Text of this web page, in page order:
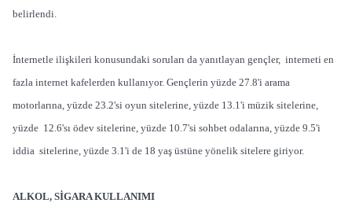
belirlendi.
İnternetle ilişkileri konusundaki soruları da yanıtlayan gençler, interneti en
fazla internet kafelerden kullanıyor. Gençlerin yüzde 27.8'i arama
motorlarına, yüzde 23.2'si oyun sitelerine, yüzde 13.1'i müzik sitelerine,
yüzde 12.6'sı ödev sitelerine, yüzde 10.7'si sohbet odalarına, yüzde 9.5'i
iddia sitelerine, yüzde 3.1'i de 18 yaş üstüne yönelik sitelere giriyor.
ALKOL, SİGARA KULLANIMI